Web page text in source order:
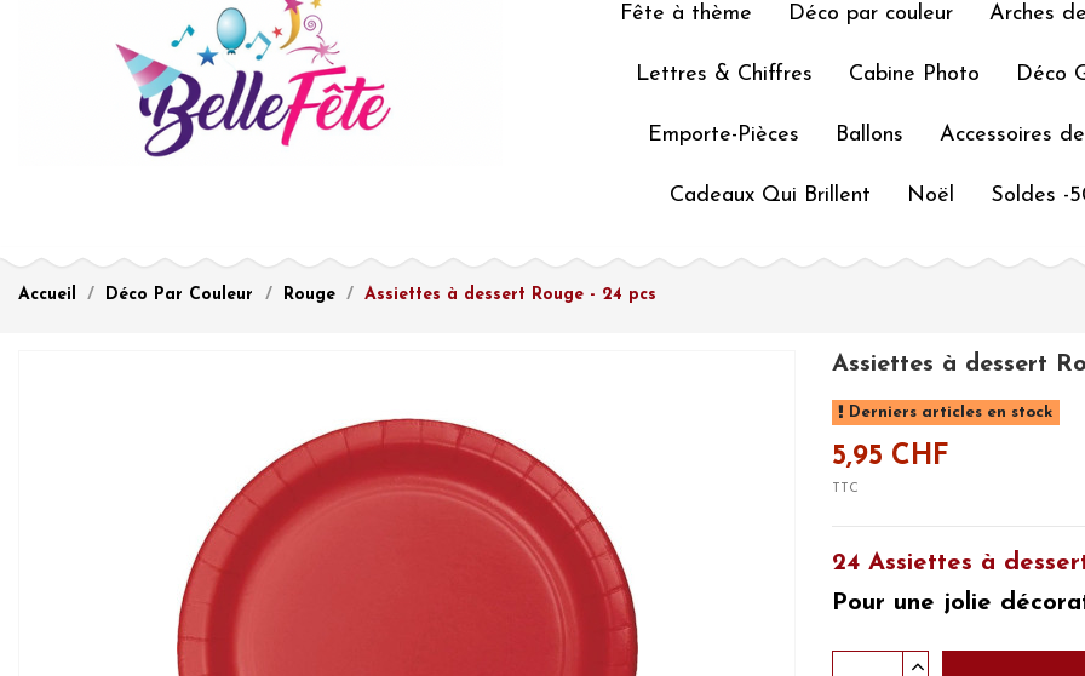
Fête à thème Déco par couleur Arches
Lettres & Chiffres Cabine Photo Déco
Emporte-Pièces Ballons Accessoires
Cadeaux Qui Brillent Noël Soldes -
Accueil Déco Par Couleur Rouge Assiettes à dessert Rouge - 24 pcs
Assiettes à dessert
Derniers articles en stock
5,95 CHF
TTC
24 Assiettes à
Pour une jolie